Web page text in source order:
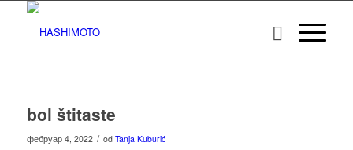
bol štitaste
фебруар 4, 2022 / od Tanja Kuburić